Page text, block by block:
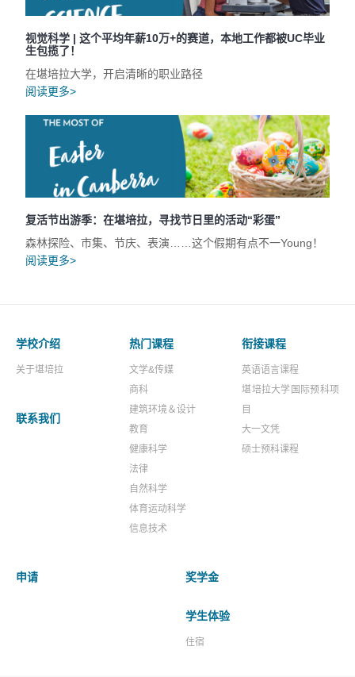
视觉科学 | 这个平均年薪10万+的赛道，本地工作都被UC毕业
生包揽了！
在堪培拉大学，开启清晰的职业路径
阅读更多>
复活节出游季：在堪培拉，寻找节日里的活动“彩蛋”
森林探险、市集、节庆、表演……这个假期有点不一Young！
阅读更多>
学校介绍
关于堪培拉
联系我们
热门课程
文学&传媒
商科
建筑环境＆设计
教育
健康科学
法律
自然科学
体育运动科学
信息技术
衔接课程
英语语言课程
堪培拉大学国际预科项
目
大一文凭
硕士预科课程
申请 奖学金
学生体验
住宿